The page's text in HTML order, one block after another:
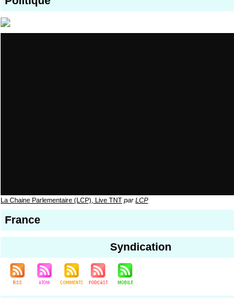
La Chaine Parlementaire (LCP), Live TNT parLCP
France
Syndication